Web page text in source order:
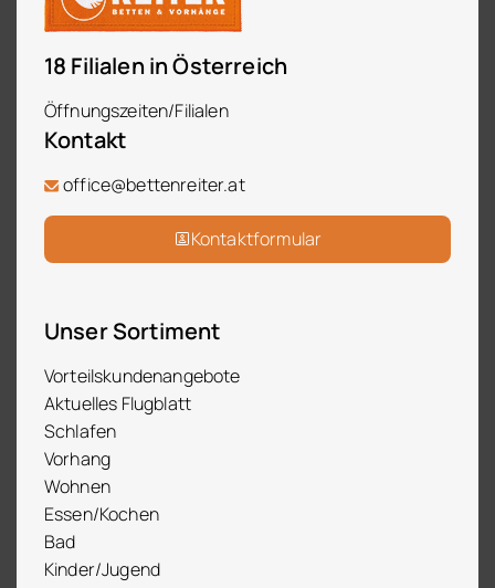
18 Filialen in Österreich
Öffnungszeiten/Filialen
Kontakt
office@bettenreiter.at
Kontaktformular
Unser Sortiment
Vorteilskundenangebote
Aktuelles Flugblatt
Schlafen
Vorhang
Wohnen
Essen/Kochen
Bad
Kinder/Jugend